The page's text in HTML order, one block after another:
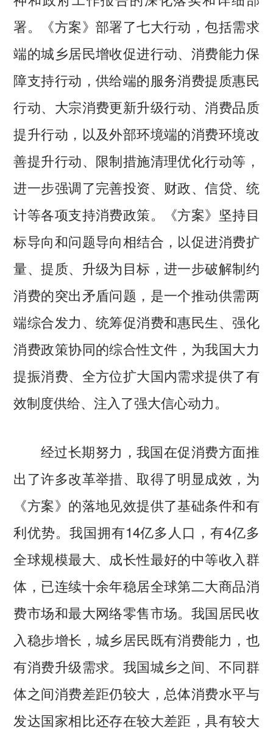
署。《方案》部署了七大行动，包括需求
端的城乡居民增收促进行动、消费能力保
障支持行动，供给端的服务消费提质惠民
行动、大宗消费更新升级行动、消费品质
提升行动，以及外部环境端的消费环境改
善提升行动、限制措施清理优化行动等，
进一步强调了完善投资、财政、信贷、统
计等各项支持消费政策。《方案》坚持目
标导向和问题导向相结合，以促进消费扩
量、提质、升级为目标，进一步破解制约
消费的突出矛盾问题，是一个推动供需两
端综合发力、统筹促消费和惠民生、强化
消费政策协同的综合性文件，为我国大力
提振消费、全方位扩大国内需求提供了有
效制度供给、注入了强大信心动力。
经过长期努力，我国在促消费方面推
出了许多改革举措、取得了明显成效，为
《方案》的落地见效提供了基础条件和有
利优势。我国拥有14亿多人口，有4亿多
全球规模最大、成长性最好的中等收入群
体，已连续十余年稳居全球第二大商品消
费市场和最大网络零售市场。我国居民收
入稳步增长，城乡居民既有消费能力，也
有消费升级需求。我国城乡之间、不同群
体之间消费差距仍较大，总体消费水平与
发达国家相比还存在较大差距，具有较大